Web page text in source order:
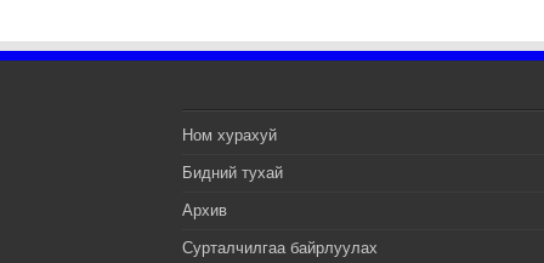
Ном хурахуй
Бидний тухай
Архив
Сурталчилгаа байрлуулах